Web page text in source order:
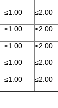
≤1.00 ≤2.00
≤1.00 ≤2.00
≤1.00 ≤2.00
≤1.00 ≤2.00
≤1.00 ≤2.00